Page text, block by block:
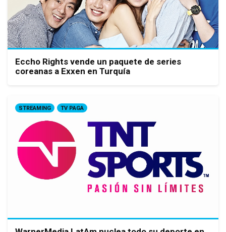
Eccho Rights vende un paquete de series
coreanas a Exxen en Turquía
STREAMING TV PAGA